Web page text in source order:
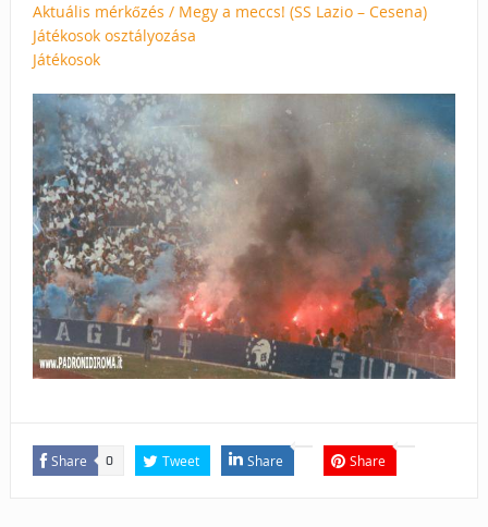
Aktuális mérkőzés / Megy a meccs! (SS Lazio – Cesena)
Játékosok osztályozása
Játékosok
Share 0 Tweet Share Share